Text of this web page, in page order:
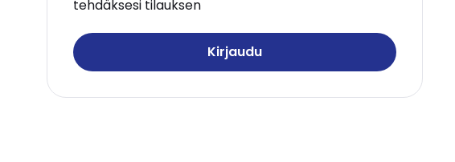
tehdäksesi tilauksen
Kirjaudu